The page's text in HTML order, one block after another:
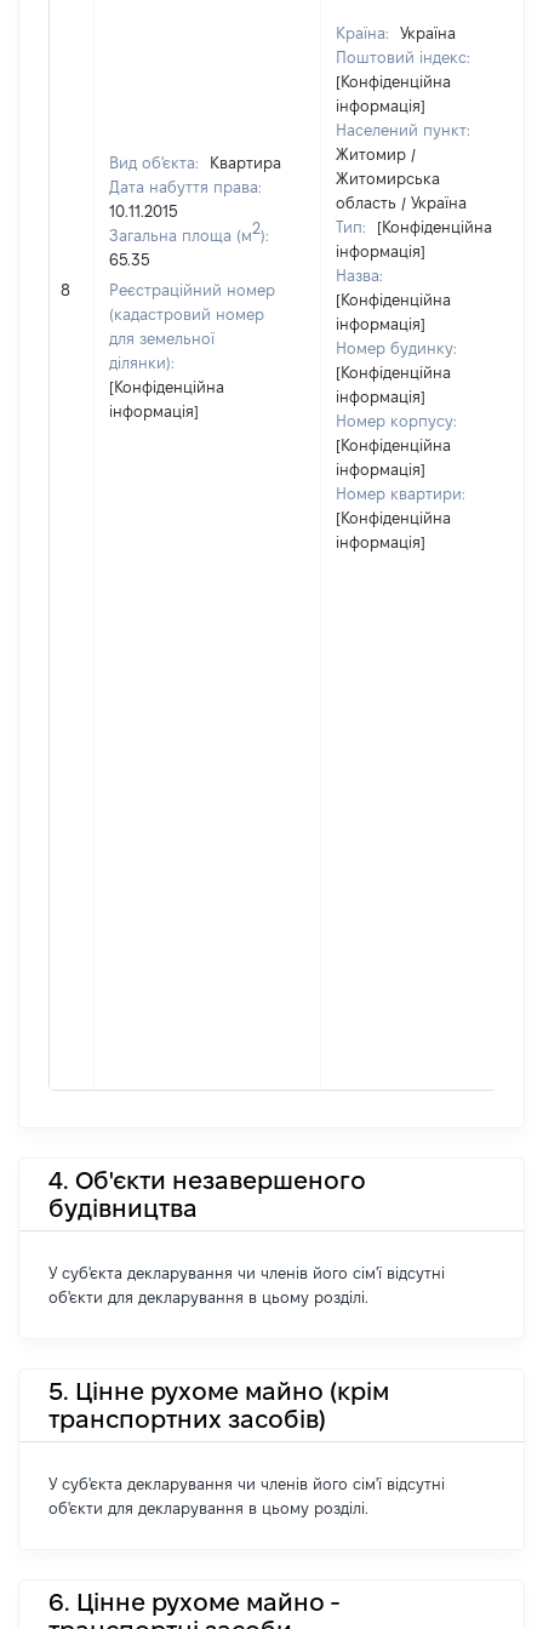
8
Вид об'єкта:
Квартира
Дата набуття права:
10.11.2015
Загальна площа (м2):
65.35
Реєстраційний номер
(кадастровий номер
для земельної
ділянки):
[Конфіденційна
інформація]
Країна:
Україна
Поштовий індекс:
[Конфіденційна
інформація]
Населений пункт:
Житомир /
Житомирська
область / Україна
Тип:
[Конфіденційна
інформація]
Назва:
[Конфіденційна
інформація]
Номер будинку:
[Конфіденційна
інформація]
Номер корпусу:
[Конфіденційна
інформація]
Номер квартири:
[Конфіденційна
інформація]
4. Об'єкти незавершеного
будівництва
У суб'єкта декларування чи членів його сім'ї відсутні
об'єкти для декларування в цьому розділі.
5. Цінне рухоме майно (крім
транспортних засобів)
У суб'єкта декларування чи членів його сім'ї відсутні
об'єкти для декларування в цьому розділі.
6. Цінне рухоме майно -